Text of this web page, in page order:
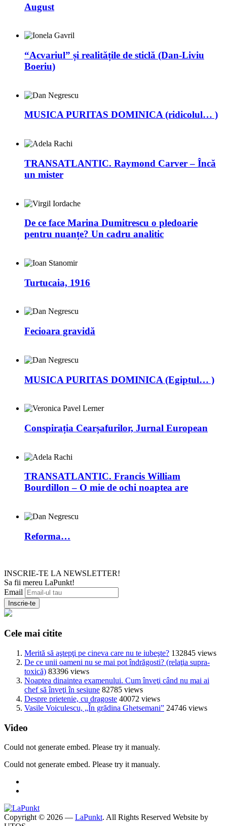
August
“Acvariul” și realitățile de sticlă (Dan-Liviu
Boeriu)
MUSICA PURITAS DOMINICA (ridicolul… )
TRANSATLANTIC. Raymond Carver – Încă
un mister
De ce face Marina Dumitrescu o pledoarie
pentru nuanțe? Un cadru analitic
Turtucaia, 1916
Fecioara gravidă
MUSICA PURITAS DOMINICA (Egiptul… )
Conspirația Cearșafurilor, Jurnal European
TRANSATLANTIC. Francis William
Bourdillon – O mie de ochi noaptea are
Reforma…
INSCRIE-TE LA NEWSLETTER!
Sa fii mereu LaPunkt!
Email
Cele mai citite
Merită să aştepţi pe cineva care nu te iubeşte? 132845 views
De ce unii oameni nu se mai pot îndrăgosti? (relaţia supra-
toxică) 83396 views
Noaptea dinaintea examenului. Cum înveţi când nu mai ai
chef să înveţi în sesiune 82785 views
Despre prietenie, cu dragoste 40072 views
Vasile Voiculescu, „În grădina Ghetsemani” 24746 views
Video
Could not generate embed. Please try it manualy.
Could not generate embed. Please try it manualy.
Copyright © 2026 — LaPunkt. All Rights Reserved Website by